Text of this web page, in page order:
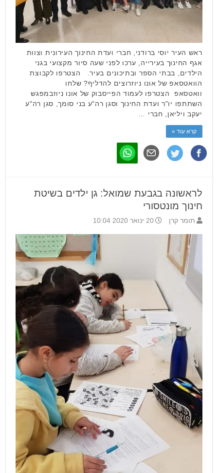
ראש העיר יוסי ברודני, חברי ועדת החינוך העירונית וצוות
אגף החינוך בעירייה, ערכו לפני שעה סיור מקצועי בגני
הילדים, בבתי הספר ובתיכונים בעיר. הצטרפו לקבוצת
הוואטסאפ של אונו ניוזרוצים להדליף? שלחו
וואטסאפ הצטרפו לעמוד הפייסבוק של אונו ניוזבמפגש
השתתפו יו"ר ועדת החינוך וסגן רה"ע בני סומך, סגן רה"ע
יעקב ויליאן, חברי …
קרא עוד »
לראשונה בגבעת שמואל: גן ילדים בשיטת
חינוך מונטסורי
תומר קרן 20 ינואר 2020 10:04